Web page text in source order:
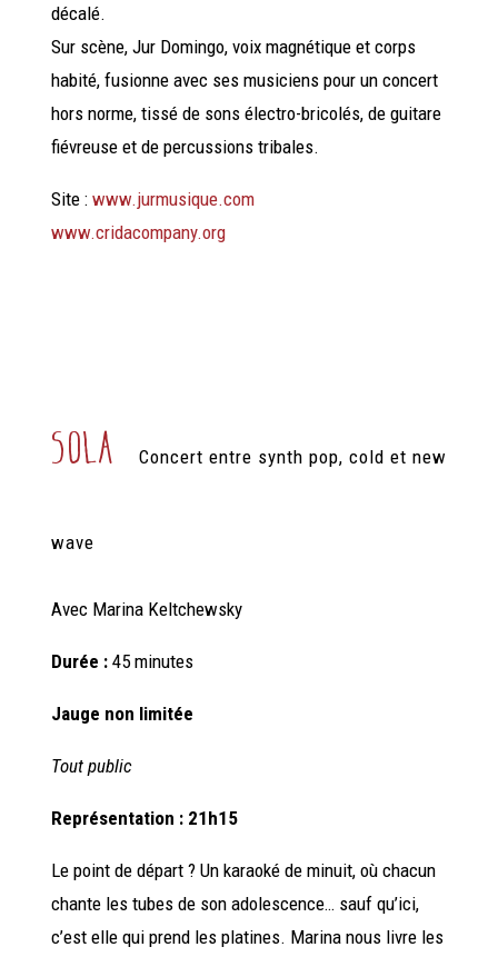
décalé.
Sur scène, Jur Domingo, voix magnétique et corps
habité, fusionne avec ses musiciens pour un concert
hors norme, tissé de sons électro-bricolés, de guitare
fiévreuse et de percussions tribales.
Site : www.jurmusique.com
www.cridacompany.org
sola Concert entre synth pop, cold et new
wave
Avec Marina Keltchewsky
Durée :45 minutes
Jauge non limitée
Tout public
Représentation : 21h15
Le point de départ ? Un karaoké de minuit, où chacun
chante les tubes de son adolescence… sauf qu’ici,
c’est elle qui prend les platines. Marina nous livre les